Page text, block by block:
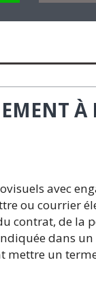
À
avec
ou courrier
contrat, de la
dans un
mettre un